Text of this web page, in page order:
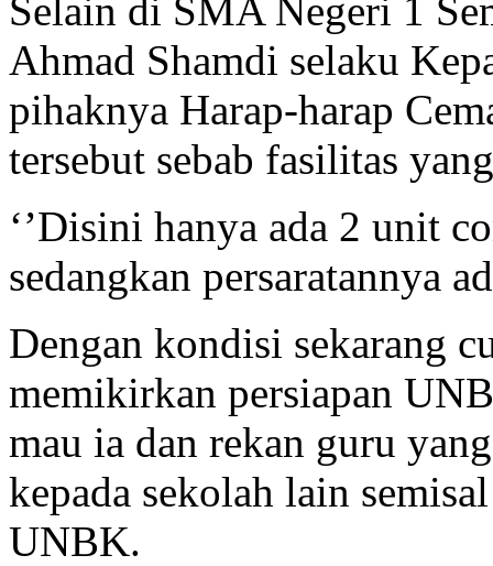
Selain di SMA Negeri 1
Ahmad Shamdi selaku
pihaknya Harap-harap
tersebut sebab fasilitas
‘’Disini hanya ada 2 unit
sedangkan persaratannya
Dengan kondisi sekarang
memikirkan persiapan
mau ia dan rekan guru
kepada sekolah lain
UNBK.